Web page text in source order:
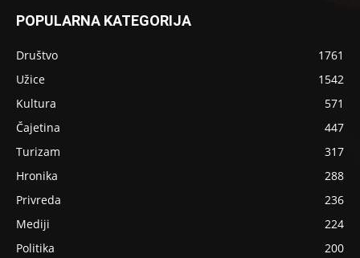
POPULARNA KATEGORIJA
Društvo
1761
Užice
1542
Kultura
571
Čajetina
447
Turizam
317
Hronika
288
Privreda
236
Mediji
224
Politika
200